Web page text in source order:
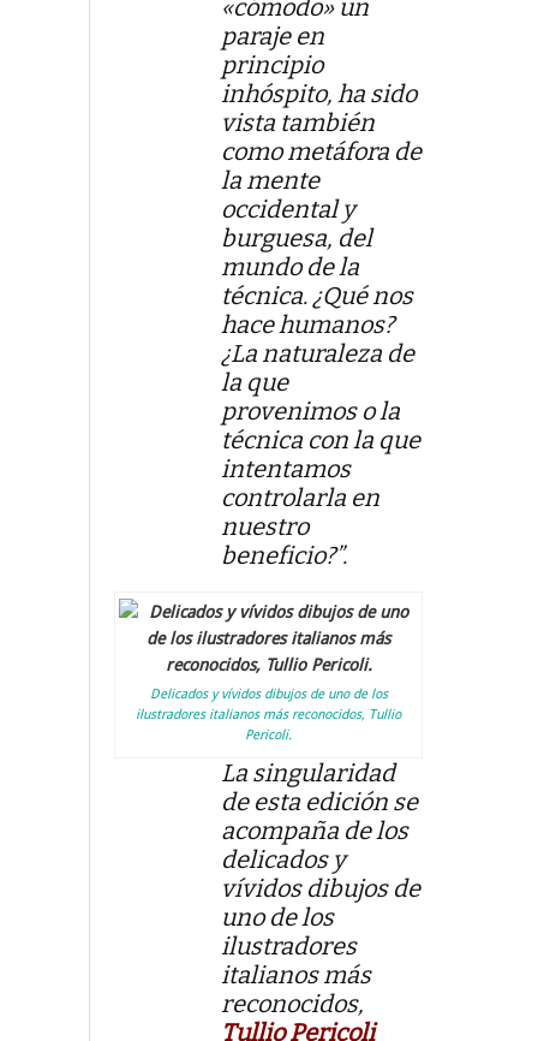
«cómodo» un
paraje en
principio
inhóspito, ha sido
vista también
como metáfora de
la mente
occidental y
burguesa, del
mundo de la
técnica. ¿Qué nos
hace humanos?
¿La naturaleza de
la que
provenimos o la
técnica con la que
intentamos
controlarla en
nuestro
beneficio?”.
Delicados y vívidos dibujos de uno de los
ilustradores italianos más reconocidos, Tullio
Pericoli.
La singularidad
de esta edición se
acompaña de los
delicados y
vívidos dibujos de
uno de los
ilustradores
italianos más
reconocidos,
Tullio Pericoli